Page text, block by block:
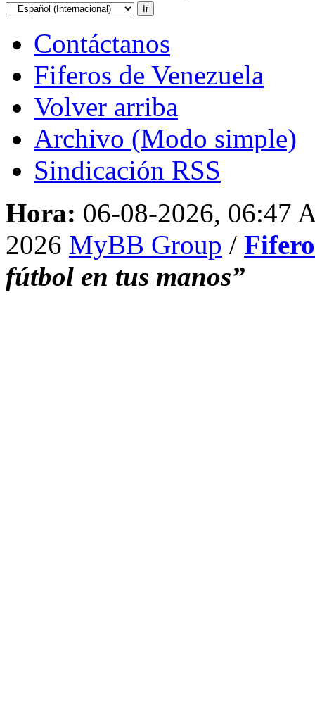
Contáctanos
Fiferos de Venezuela
Volver arriba
Archivo (Modo simple)
Sindicación RSS
Hora: 06-08-2026, 06:47
2026 MyBB Group /
fútbol en tus manos”